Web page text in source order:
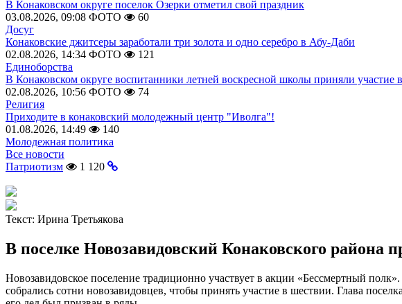
В Конаковском округе поселок Озерки отметил свой праздник
03.08.2026, 09:08 ФОТО
60
Досуг
Конаковские джитсеры заработали три золота и одно серебро в Абу-Даби
02.08.2026, 14:34 ФОТО
121
Единоборства
В Конаковском округе воспитанники летней воскресной школы приняли участие
02.08.2026, 10:56 ФОТО
74
Религия
Приходите в конаковский молодежный центр "Иволга"!
01.08.2026, 14:49
140
Молодежная политика
Все новости
Патриотизм
1 120
Текст: Ирина Третьякова
В поселке Новозавидовский Конаковского
Новозавидовское поселение традиционно участвует в акции «Бессмертный
собрались сотни новозавидовцев, чтобы принять участие в шествии. Глава